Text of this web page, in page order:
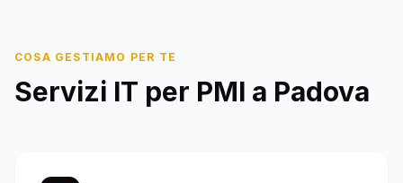
COSA GESTIAMO PER TE
Servizi IT per PMI a Padova